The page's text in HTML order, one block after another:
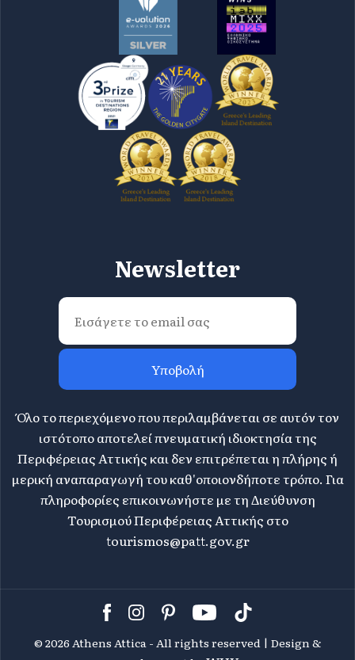
Newsletter
Υποβολή
Όλο το περιεχόμενο που περιλαμβάνεται σε αυτόν τον
ιστότοπο αποτελεί πνευματική ιδιοκτησία της
Περιφέρειας Αττικής και δεν επιτρέπεται η πλήρης ή
μερική αναπαραγωγή του καθ'οποιονδήποτε τρόπο. Για
πληροφορίες επικοινωνήστε με τη Διεύθυνση
Τουρισμού Περιφέρειας Αττικής στο
tourismos@patt.gov.gr
© 2026 Athens Attica - All rights reserved | Design &